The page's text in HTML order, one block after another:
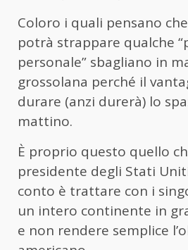
Coloro i quali pensano
potrà strappare qualche
personale” sbagliano in
grossolana perché il
durare (anzi durerà) lo
mattino.
È proprio questo quello
presidente degli Stati
conto è trattare con i
un intero continente in
e non rendere semplice